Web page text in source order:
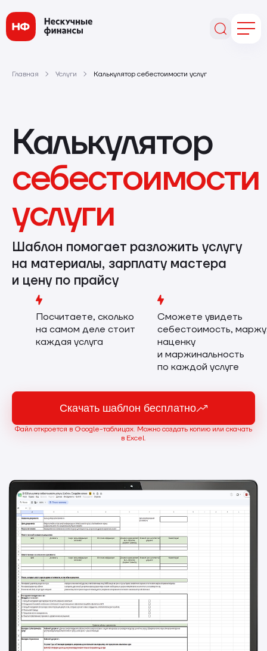
Главная Услуги Калькулятор себестоимости услуг
Калькулятор
себестоимости
услуги
Шаблон помогает разложить услугу
на материалы, зарплату мастера
и цену по прайсу
Посчитаете, сколько
на самом деле стоит
каждая услуга
Сможете увидеть
себестоимость,
наценку
и маржинальность
по каждой услуге
Скачать шаблон бесплатно
Файл откроется в Google-таблицах. Можно создать копию или скачать
в Excel.